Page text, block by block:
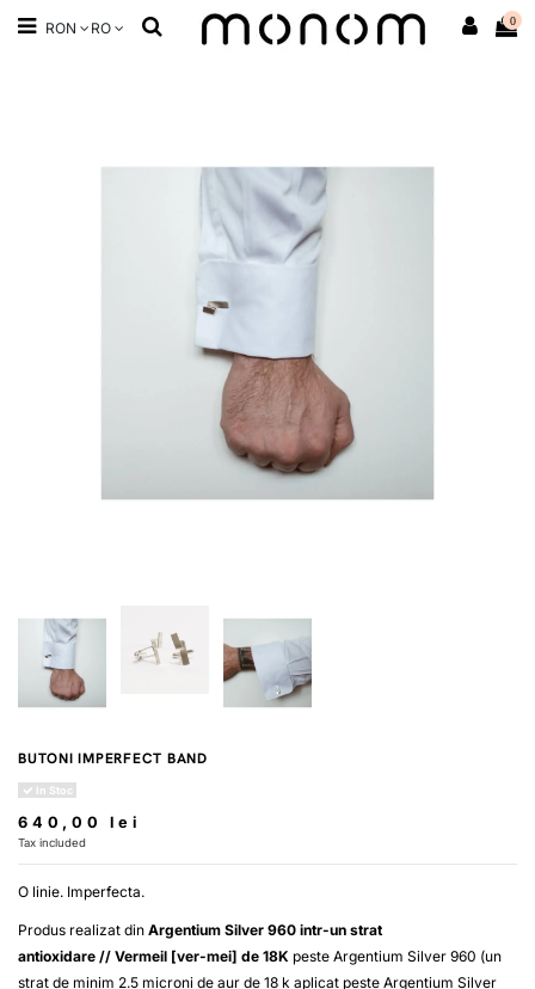
RON RO 0
BUTONI IMPERFECT BAND
In Stoc
640,00 lei
Tax included
O linie. Imperfecta.
Produs realizat din Argentium Silver 960 intr-un strat
antioxidare // Vermeil [ver-mei] de 18K peste Argentium Silver 960 (un
strat de minim 2.5 microni de aur de 18 k aplicat peste Argentium Silver